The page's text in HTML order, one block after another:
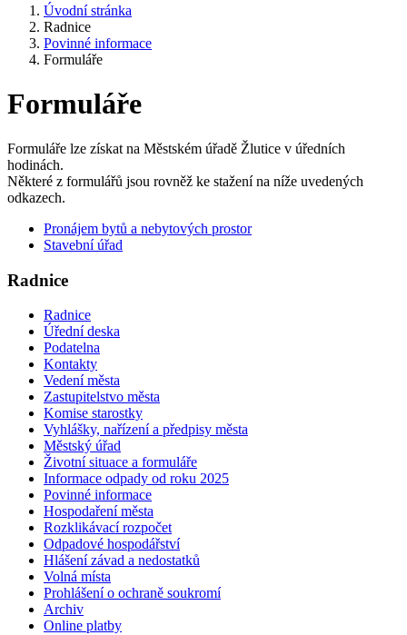
Úvodní stránka
Radnice
Povinné informace
Formuláře
Formuláře
Formuláře lze získat na Městském úřadě Žlutice v úředních
hodinách.
Některé z formulářů jsou rovněž ke stažení na níže uvedených
odkazech.
Pronájem bytů a nebytových prostor
Stavební úřad
Radnice
Radnice
Úřední deska
Podatelna
Kontakty
Vedení města
Zastupitelstvo města
Komise starostky
Vyhlášky, nařízení a předpisy města
Městský úřad
Životní situace a formuláře
Informace odpady od roku 2025
Povinné informace
Hospodaření města
Rozklikávací rozpočet
Odpadové hospodářství
Hlášení závad a nedostatků
Volná místa
Prohlášení o ochraně soukromí
Archiv
Online platby